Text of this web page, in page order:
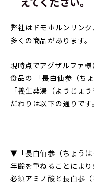
弊社はドモホルンリン
多くの商品があります。
現時点でアグザルファ
食品の 「長白仙参（ち
「養生薬湯（ようじょ
だわりは以下の通りです
▼「長白仙参（ちょうは
年齢を重ねることによ
必須アミノ酸と長白参